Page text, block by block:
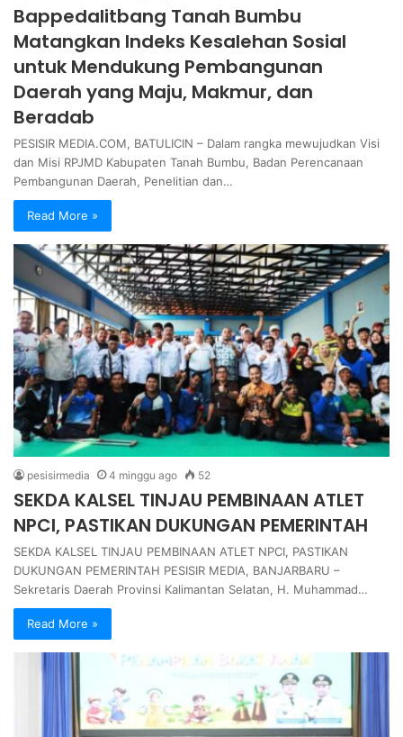
Bappedalitbang Tanah Bumbu
Matangkan Indeks Kesalehan Sosial
untuk Mendukung Pembangunan
Daerah yang Maju, Makmur, dan
Beradab
PESISIR MEDIA.COM, BATULICIN – Dalam rangka mewujudkan Visi
dan Misi RPJMD Kabupaten Tanah Bumbu, Badan Perencanaan
Pembangunan Daerah, Penelitian dan…
Read More »
pesisirmedia 4 minggu ago 52
SEKDA KALSEL TINJAU PEMBINAAN ATLET
NPCI, PASTIKAN DUKUNGAN PEMERINTAH
SEKDA KALSEL TINJAU PEMBINAAN ATLET NPCI, PASTIKAN
DUKUNGAN PEMERINTAH PESISIR MEDIA, BANJARBARU –
Sekretaris Daerah Provinsi Kalimantan Selatan, H. Muhammad…
Read More »